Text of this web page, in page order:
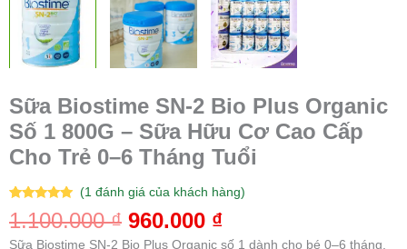
Sữa Biostime SN-2 Bio Plus Organic
Số 1 800G – Sữa Hữu Cơ Cao Cấp
Cho Trẻ 0–6 Tháng Tuổi
5.00trên 5
dựa trên
1
(1đánh giá của khách hàng)
1.100.000₫ 960.000 ₫
Sữa Biostime SN-2 Bio Plus Organic số 1 dành cho bé 0–6 tháng,
Tuổi
lượng